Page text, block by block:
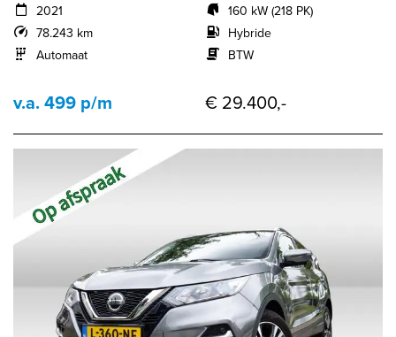
2021
78.243 km
Automaat
160 kW (218 PK)
Hybride
BTW
v.a. 499 p/m € 29.400,-